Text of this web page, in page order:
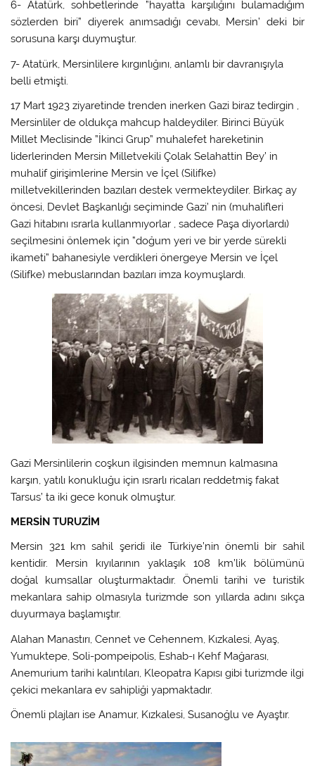
6- Atatürk, sohbetlerinde ”hayatta karşılığını bulamadığım
sözlerden biri” diyerek anımsadığı cevabı, Mersin’ deki bir
sorusuna karşı duymuştur.
7- Atatürk, Mersinlilere kırgınlığını, anlamlı bir davranışıyla
belli etmişti.
17 Mart 1923 ziyaretinde trenden inerken Gazi biraz tedirgin ,
Mersinliler de oldukça mahcup haldeydiler. Birinci Büyük
Millet Meclisinde ”İkinci Grup” muhalefet hareketinin
liderlerinden Mersin Milletvekili Çolak Selahattin Bey’ in
muhalif girişimlerine Mersin ve İçel (Silifke)
milletvekillerinden bazıları destek vermekteydiler. Birkaç ay
öncesi, Devlet Başkanlığı seçiminde Gazi’ nin (muhalifleri
Gazi hitabını ısrarla kullanmıyorlar , sadece Paşa diyorlardı)
seçilmesini önlemek için ”doğum yeri ve bir yerde sürekli
ikameti” bahanesiyle verdikleri önergeye Mersin ve İçel
(Silifke) mebuslarından bazıları imza koymuşlardı.
Gazi Mersinlilerin coşkun ilgisinden memnun kalmasına
karşın, yatılı konukluğu için ısrarlı ricaları reddetmiş fakat
Tarsus’ ta iki gece konuk olmuştur.
MERSİN TURUZİM
Mersin 321 km sahil şeridi ile Türkiye’nin önemli bir sahil
kentidir. Mersin kıyılarının yaklaşık 108 km’lik bölümünü
doğal kumsallar oluşturmaktadır. Önemli tarihi ve turistik
mekanlara sahip olmasıyla turizmde son yıllarda adını sıkça
duyurmaya başlamıştır.
Alahan Manastırı, Cennet ve Cehennem, Kızkalesi, Ayaş,
Yumuktepe, Soli-pompeipolis, Eshab-ı Kehf Mağarası,
Anemurium tarihi kalıntıları, Kleopatra Kapısı gibi turizmde ilgi
çekici mekanlara ev sahipliği yapmaktadır.
Önemli plajları ise Anamur, Kızkalesi, Susanoğlu ve Ayaştır.